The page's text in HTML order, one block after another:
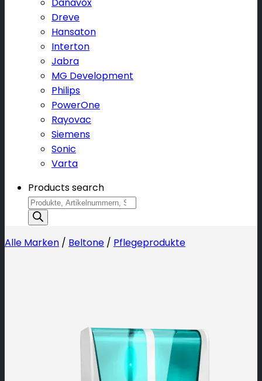
Dreve
Hansaton
Interton
Jabra
MG Development
Philips
PowerOne
Rayovac
Siemens
Sonic
Varta
Products search
Alle Marken / Beltone / Pflegeprodukte